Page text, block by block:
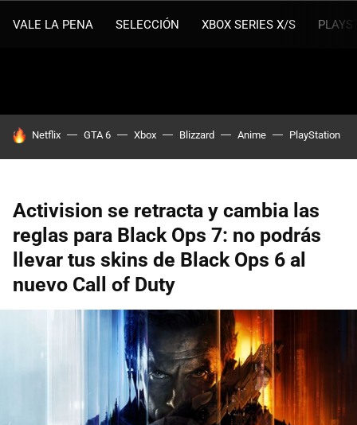
VALE LA PENA SELECCIÓN XBOX SERIES X/S
HOY SE HABLA DE
Netflix GTA 6 Xbox Blizzard Anime PlayStation
Activision se retracta y cambia las
reglas para Black Ops 7: no podrás
llevar tus skins de Black Ops 6 al
nuevo Call of Duty